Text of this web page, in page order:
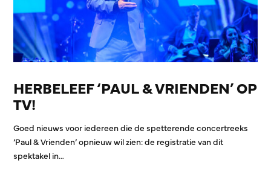
HERBELEEF ‘PAUL & VRIENDEN’ OP
TV!
Goed nieuws voor iedereen die de spetterende concertreeks
‘Paul & Vrienden’ opnieuw wil zien: de registratie van dit
spektakel in…